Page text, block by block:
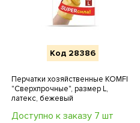
Код 28386
Перчатки хозяйственные KOMFI
"Сверхпрочные", размер L,
латекс, бежевый
Доступно к заказу 7 шт